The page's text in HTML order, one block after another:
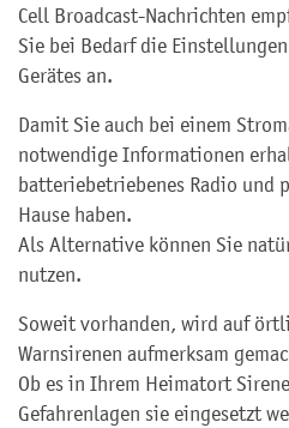
Cell Broadcast-Nachrichten
Sie bei Bedarf die
Gerätes an.
Damit Sie auch bei einem
notwendige Informationen
batteriebetriebenes Radio und
Hause haben.
Als Alternative können Sie
nutzen.
Soweit vorhanden, wird auf
Warnsirenen aufmerksam
Ob es in Ihrem Heimatort
Gefahrenlagen sie eingesetzt